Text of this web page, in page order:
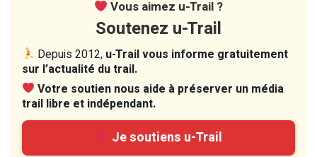
Vous aimez u-Trail ?
Soutenez u-Trail
Depuis 2012, u-Trail vous informe gratuitement
sur l’actualité du trail.
Votre soutien nous aide à préserver un média
trail libre et indépendant.
Je soutiens u-Trail